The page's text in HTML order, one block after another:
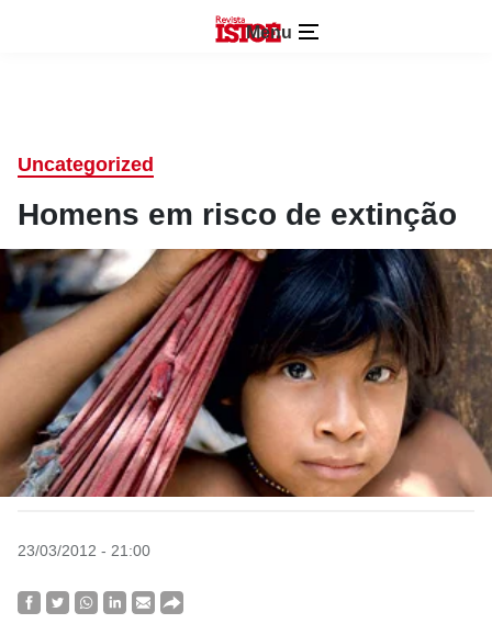
Menu
Uncategorized
Homens em risco de extinção
23/03/2012 - 21:00